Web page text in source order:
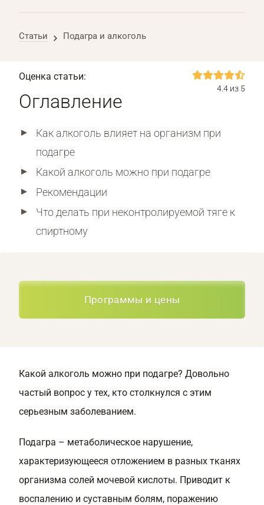
Статьи Подагра и алкоголь
Оценка статьи:
4.4 из 5
Оглавление
Как алкоголь влияет на организм при
подагре
Какой алкоголь можно при подагре
Рекомендации
Что делать при неконтролируемой тяге к
спиртному
Программы и цены
Какой алкоголь можно при подагре? Довольно
частый вопрос у тех, кто столкнулся с этим
серьезным заболеванием.
Подагра – метаболическое нарушение,
характеризующееся отложением в разных тканях
организма солей мочевой кислоты. Приводит к
воспалению и суставным болям, поражению